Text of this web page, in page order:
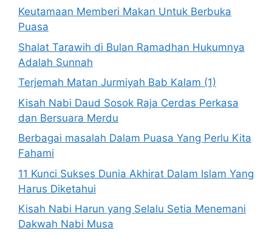
Keutamaan Memberi Makan Untuk Berbuka
Puasa
Shalat Tarawih di Bulan Ramadhan Hukumnya
Adalah Sunnah
Terjemah Matan Jurmiyah Bab Kalam (1)
Kisah Nabi Daud Sosok Raja Cerdas Perkasa
dan Bersuara Merdu
Berbagai masalah Dalam Puasa Yang Perlu Kita
Fahami
11 Kunci Sukses Dunia Akhirat Dalam Islam Yang
Harus Diketahui
Kisah Nabi Harun yang Selalu Setia Menemani
Dakwah Nabi Musa